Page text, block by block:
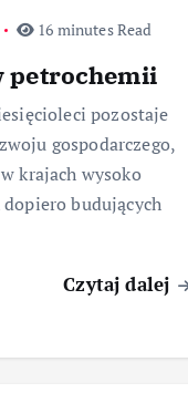
16 minutes Read
petrochemii
pozostaje
gospodarczego,
krajach wysoko
budujących
Czytaj dalej